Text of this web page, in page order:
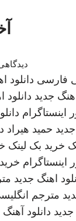
فارسی دانلود
جدید دانلود
اینستاگرام
حمید هیراد
خرید بک لینک
اینستاگرام
اهنگ جدید
مترجم
جدید دانلود